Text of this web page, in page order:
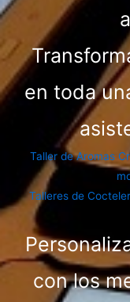
en toda
Taller de Aromas
Talleres de
con los